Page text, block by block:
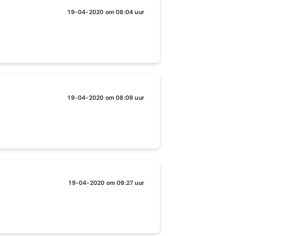
19-04-2020 om 08:04 uur
19-04-2020 om 08:09 uur
19-04-2020 om 09:27 uur